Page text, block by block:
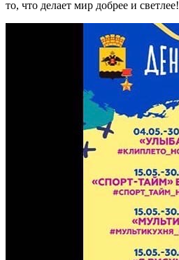
то, что делает мир добрее и светлее!